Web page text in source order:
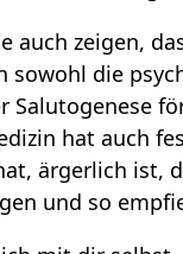
auch zeigen,
sowohl die
Salutogenese
hat auch
ärgerlich ist,
und so